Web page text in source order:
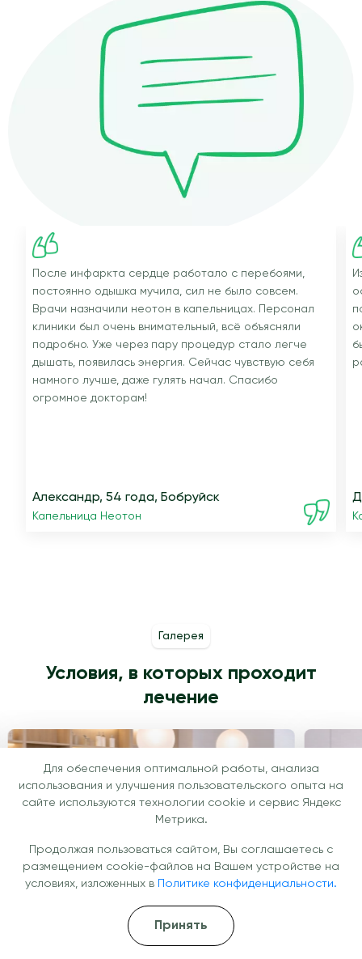
После инфаркта сердце работало с перебоями,
постоянно одышка мучила, сил не было совсем.
Врачи назначили неотон в капельницах. Персонал
клиники был очень внимательный, всё объясняли
подробно. Уже через пару процедур стало легче
дышать, появилась энергия. Сейчас чувствую себя
намного лучше, даже гулять начал. Спасибо
огромное докторам!
Александр, 54 года, Бобруйск
Капельница Неотон
Галерея
Условия, в которых проходит
лечение
Для обеспечения оптимальной работы, анализа
использования и улучшения пользовательского опыта на
сайте используются технологии cookie и сервис Яндекс
Метрика.
Продолжая пользоваться сайтом, Вы соглашаетесь с
размещением cookie-файлов на Вашем устройстве на
условиях, изложенных в
Политике конфиденциальности.
Принять